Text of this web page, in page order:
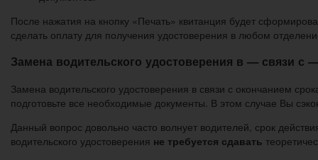
После нажатия на кнопку «Печать» квитанция будет
сделать оплату для получения удостоверения в любом
Замена водительского удостоверения в — связи с
Замена водительского удостоверения в связи с окончанием
подготовьте все необходимые документы. В этом случае Вы
Данный вопрос довольно часто волнует водителей, срок
водительского удостоверения не требуется сдавать